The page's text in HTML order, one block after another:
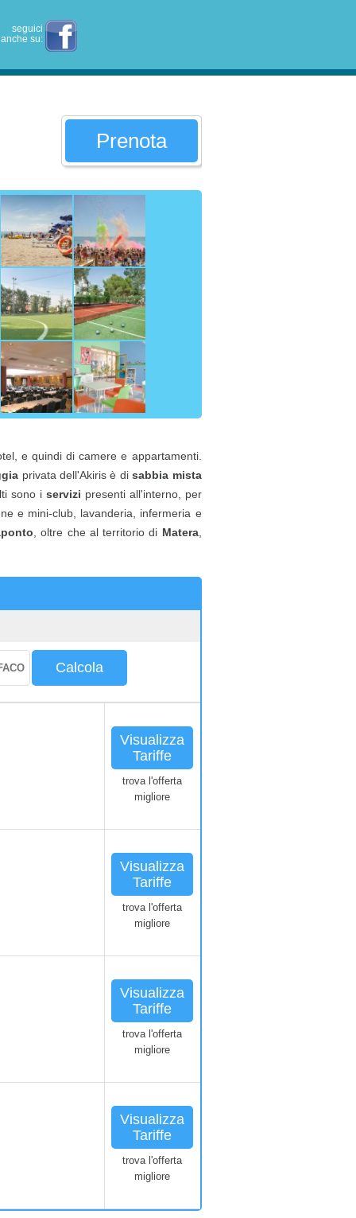
seguici
anche su:
Prenota
e quindi di camere e appartamenti.
privata dell'Akiris è disabbia mista
sono i servizi presenti all'interno, per
e mini-club, lavanderia, infermeria e
, oltre che al territorio di Matera,
Calcola
Visualizza
Tariffe
trova l'offerta
migliore
Visualizza
Tariffe
trova l'offerta
migliore
Visualizza
Tariffe
trova l'offerta
migliore
Visualizza
Tariffe
trova l'offerta
migliore